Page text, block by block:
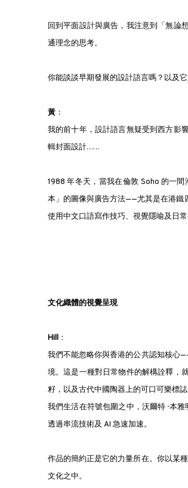
回到平面設計與廣告，我注意到「無論
通理念的思考。
你能談談早期發展的設計語言嗎？以及
黃 ：
我的前十年，設計語言無疑受到西方影
輯封面設計……
1988 年冬天，當我在倫敦 Soho 的一
本」的圖像與廣告方法——尤其是在港鐵
使用中文口語寫作技巧、視覺隱喻及日
文化織體的視覺呈現
Hill ：
我們不能忽略你與香港的公共認知核心
境。這是一種對日常物件的解構詮釋，
籽，以及古代中國陶器上的可口可樂標誌
我們生活在符號包圍之中，沃爾特 · 本
透過串流技術及 AI 急速加速。
作品的簡約正是它的力量所在。你以某
文化之中。